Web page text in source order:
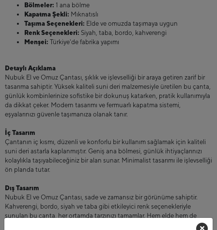
Bölmeler: 1 ana bölme
Kapatma Şekli: Mıknatıslı
Taşıma Seçenekleri: Elde ve omuzda taşımaya uygun
Renk Seçenekleri: Siyah, taba, bordo, kahverengi
Menşei: Türkiye'de fabrika yapımı
Detaylı Açıklama
Nubuk El ve Omuz Çantası, şıklık ve işlevselliği bir araya getiren zarif bir
tasarıma sahiptir. Yüksek kaliteli suni deri malzemesiyle üretilen bu çanta,
günlük kombinlerinize sofistike bir dokunuş katarken, pratik kullanımıyla
da dikkat çeker. Modern tasarımı ve fermuarlı kapatma sistemi,
eşyalarınızı güvenle taşımanıza olanak tanır.
İç Tasarım
Çantanın iç kısmı, düzenli ve konforlu bir kullanım sağlamak için kaliteli
suni deri astarla kaplanmıştır. Geniş ana bölmesi, günlük ihtiyaçlarınızı
kolaylıkla taşıyabileceğiniz bir alan sunar. Minimalist tasarımı ile işlevselliği
ön planda tutar.
Dış Tasarım
Nubuk El ve Omuz Çantası, sade ve zamansız bir görünüme sahiptir.
Kahverengi, bordo, siyah ve taba gibi etkileyici renk seçenekleriyle
sunulan bu çanta, her ortamda tarzınızı tamamlar. Hem elde hem de
omuzda taşımaya uygun ergonomik tasarımı sayesinde rahat bir kullanım